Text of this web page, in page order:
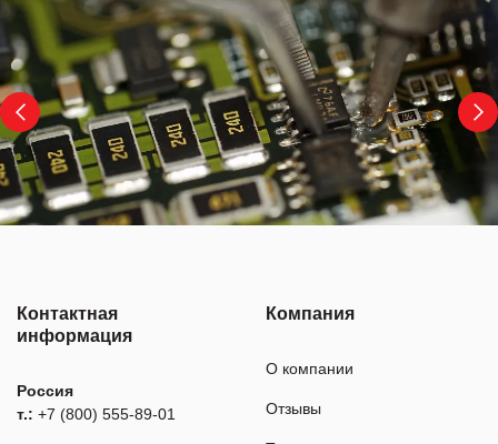
Контактная
информация
Россия
т.: +7 (800) 555-89-01
Компания
О компании
Отзывы